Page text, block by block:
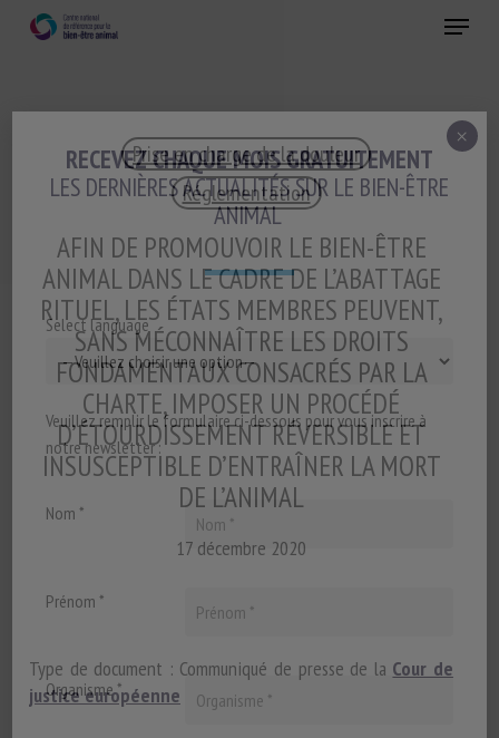
Menu
Prise en charge de la douleur
Réglementation
AFIN DE PROMOUVOIR LE BIEN-ÊTRE
ANIMAL DANS LE CADRE DE L’ABATTAGE
RITUEL, LES ÉTATS MEMBRES PEUVENT,
SANS MÉCONNAÎTRE LES DROITS
FONDAMENTAUX CONSACRÉS PAR LA
CHARTE, IMPOSER UN PROCÉDÉ
D’ÉTOURDISSEMENT RÉVERSIBLE ET
INSUSCEPTIBLE D’ENTRAÎNER LA MORT
DE L’ANIMAL
17 décembre 2020
Type de document : Communiqué de presse de la Cour de
justice européenne
RECEVEZ CHAQUE MOIS GRATUITEMENT
LES DERNIÈRES ACTUALITÉS SUR LE BIEN-ÊTRE
ANIMAL
Select language
Veuillez remplir le formulaire ci-dessous pour vous inscrire à
notre newsletter :
Nom *
Prénom *
Organisme *
×